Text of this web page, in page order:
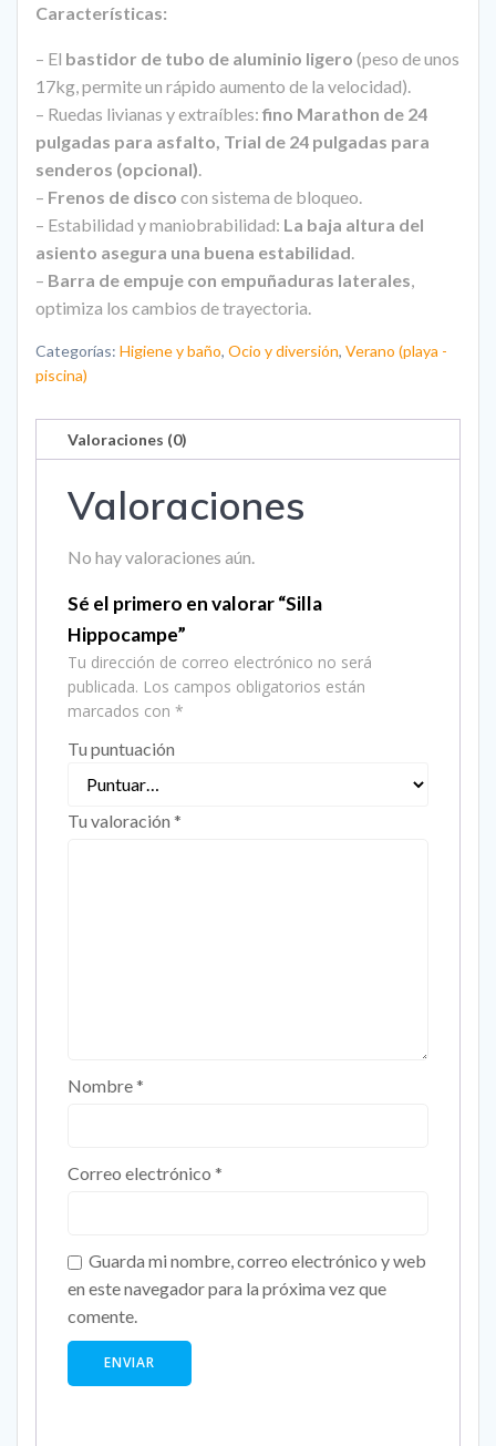
Características:
– El bastidor de tubo de aluminio ligero (peso de unos
17kg, permite un rápido aumento de la velocidad).
– Ruedas livianas y extraíbles: fino Marathon de 24
pulgadas para asfalto, Trial de 24 pulgadas para
senderos (opcional).
– Frenos de disco con sistema de bloqueo.
– Estabilidad y maniobrabilidad: La baja altura del
asiento asegura una buena estabilidad.
– Barra de empuje con empuñaduras laterales,
optimiza los cambios de trayectoria.
Categorías: Higiene y baño, Ocio y diversión, Verano (playa -
piscina)
Valoraciones (0)
Valoraciones
No hay valoraciones aún.
Sé el primero en valorar “Silla
Hippocampe”
Tu dirección de correo electrónico no será
publicada. Los campos obligatorios están
marcados con *
Tu puntuación
Tu valoración *
Nombre*
Correo electrónico *
Guarda mi nombre, correo electrónico y web
en este navegador para la próxima vez que
comente.